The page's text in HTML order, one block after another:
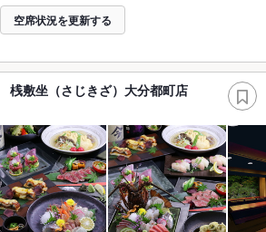
空席状況を更新する
敷坐（さじきざ）大分都町店